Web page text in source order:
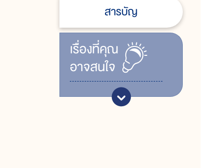
สารบัญ
เรื่ิองที่คุณ
อาจสนใจ